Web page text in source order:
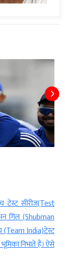
टेस्ट सीरीज(Test
गिल (Shubman
(Team India)टेस्ट
निभाते हैं। ऐसे